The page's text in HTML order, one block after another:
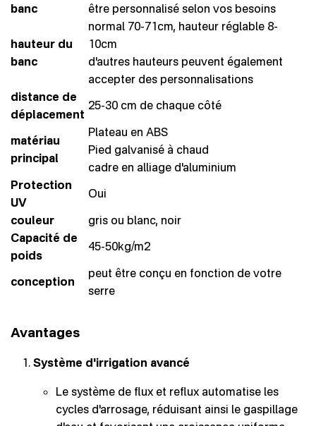
banc
être personnalisé selon vos besoins
hauteur du
banc
normal 70-71cm, hauteur réglable 8-
10cm
d'autres hauteurs peuvent également
accepter des personnalisations
distance de
déplacement
25-30 cm de chaque côté
matériau
principal
Plateau en ABS
Pied galvanisé à chaud
cadre en alliage d'aluminium
Protection
UV
Oui
couleur
gris ou blanc, noir
Capacité de
poids
45-50kg/m2
conception
peut être conçu en fonction de votre
serre
Avantages
Système d'irrigation avancé
Le système de flux et reflux automatise les
cycles d'arrosage, réduisant ainsi le gaspillage